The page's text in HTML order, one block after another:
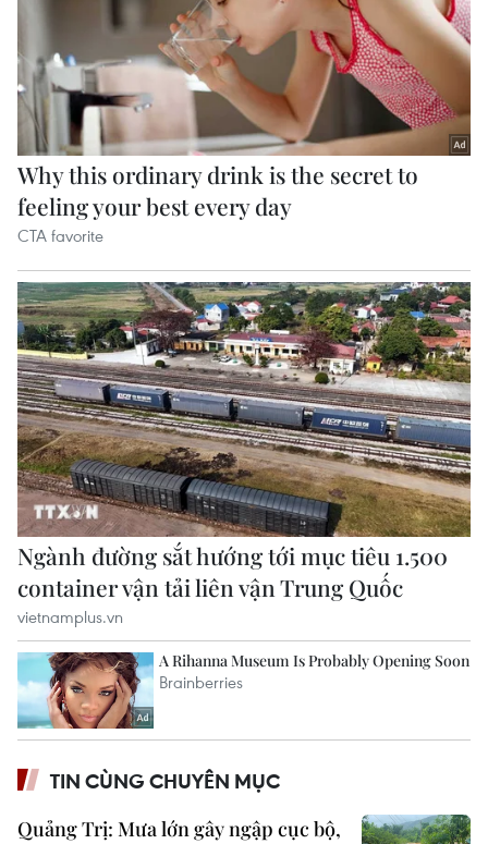
TIN CÙNG CHUYÊN MỤC
Quảng Trị: Mưa lớn gây ngập cục bộ,